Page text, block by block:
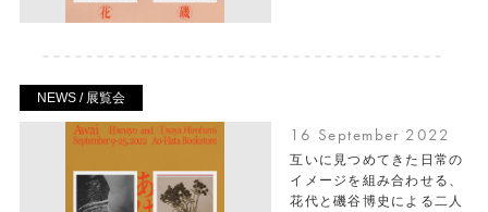
NEWS / 展覧会
16 September 2022
互いに見つめてきた日常の
イメージを組み合わせる、
花代と磯谷博史による二人